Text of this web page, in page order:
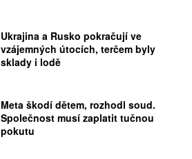
Ukrajina a Rusko pokračují ve
vzájemných útocích, terčem byly
sklady i lodě
Meta škodí dětem, rozhodl soud.
Společnost musí zaplatit tučnou
pokutu